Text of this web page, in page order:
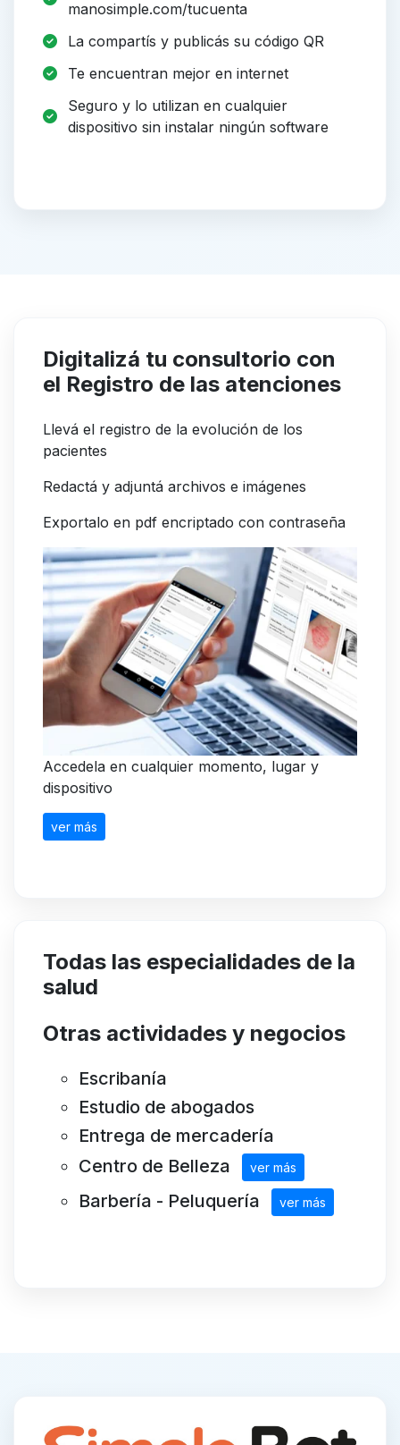
manosimple.com/tucuenta
La compartís y publicás su código QR
Te encuentran mejor en internet
Seguro y lo utilizan en cualquier
dispositivo sin instalar ningún software
Digitalizá tu consultorio con
el Registro de las atenciones
Llevá el registro de la evolución de los
pacientes
Redactá y adjuntá archivos e imágenes
Exportalo en pdf encriptado con contraseña
Accedela en cualquier momento, lugar y
dispositivo
ver más
Todas las especialidades de la
salud
Otras actividades y negocios
Escribanía
Estudio de abogados
Entrega de mercadería
Centro de Belleza
ver más
Barbería - Peluquería ver más